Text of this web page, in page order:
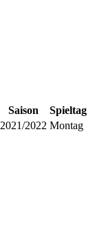
Saison
Spieltag
2021/2022 Montag